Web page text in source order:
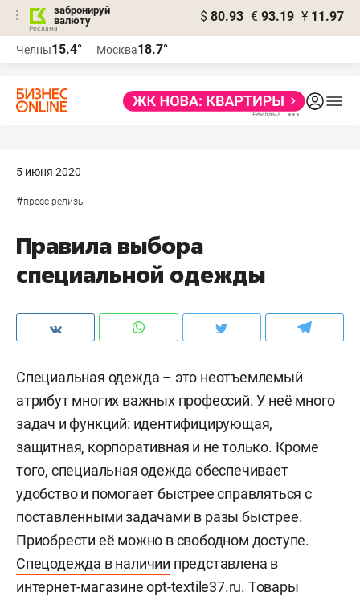
забронируй
валюту
$ 80.93 € 93.19 ¥ 11.97
Челны15.4° Москва18.7°
5 июня 2020
#пресс-релизы
Правила выбора
специальной одежды
Специальная одежда – это неотъемлемый
атрибут многих важных профессий. У неё много
задач и функций: идентифицирующая,
защитная, корпоративная и не только. Кроме
того, специальная одежда обеспечивает
удобство и помогает быстрее справляться с
поставленными задачами в разы быстрее.
Приобрести её можно в свободном доступе.
Спецодежда в наличии представлена в
интернет-магазине opt-textile37.ru. Товары